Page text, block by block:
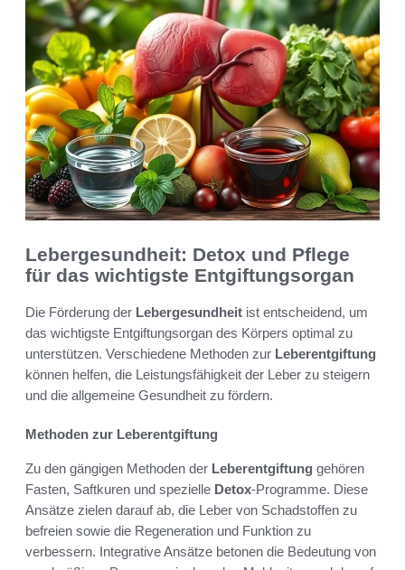
Lebergesundheit: Detox und Pflege
für das wichtigste Entgiftungsorgan
Die Förderung der Lebergesundheit ist entscheidend, um
das wichtigste Entgiftungsorgan des Körpers optimal zu
unterstützen. Verschiedene Methoden zur Leberentgiftung
können helfen, die Leistungsfähigkeit der Leber zu steigern
und die allgemeine Gesundheit zu fördern.
Methoden zur Leberentgiftung
Zu den gängigen Methoden der Leberentgiftung gehören
Fasten, Saftkuren und spezielle Detox-Programme. Diese
Ansätze zielen darauf ab, die Leber von Schadstoffen zu
befreien sowie die Regeneration und Funktion zu
verbessern. Integrative Ansätze betonen die Bedeutung von